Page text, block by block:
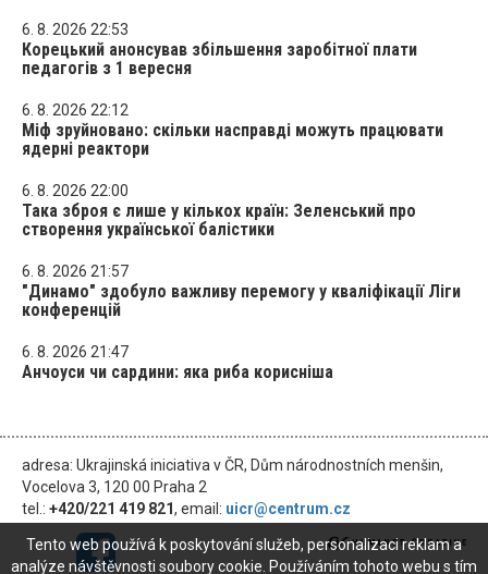
6. 8. 2026 22:53
Корецький анонсував збільшення заробітної плати
педагогів з 1 вересня
6. 8. 2026 22:12
Міф зруйновано: скільки насправді можуть працювати
ядерні реактори
6. 8. 2026 22:00
Така зброя є лише у кількох країн: Зеленський про
створення української балістики
6. 8. 2026 21:57
"Динамо" здобуло важливу перемогу у кваліфікації Ліги
конференцій
6. 8. 2026 21:47
Анчоуси чи сардини: яка риба корисніша
adresa: Ukrajinská iniciativa v ČR, Dům národnostních menšin,
Vocelova 3, 120 00 Praha 2
tel.: +420/221 419 821, email: uicr@centrum.cz
Tento web používá k poskytování služeb, personalizaci reklam a
analýze návštěvnosti soubory cookie. Používáním tohoto webu s tím